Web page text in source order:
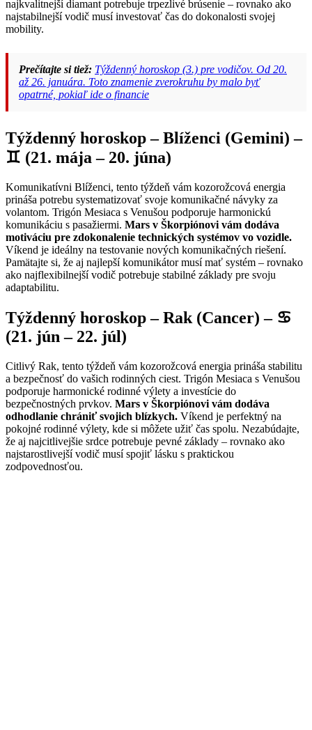
najkvalitnejší diamant potrebuje trpezlivé brúsenie – rovnako ako
najstabilnejší vodič musí investovať čas do dokonalosti svojej
mobility.
Prečítajte si tiež: Týždenný horoskop (3.) pre vodičov. Od 20.
až 26. januára. Toto znamenie zverokruhu by malo byť
opatrné, pokiaľ ide o financie
Týždenný horoskop – Blíženci (Gemini) –
♊ (21. mája – 20. júna)
Komunikatívni Blíženci, tento týždeň vám kozorožcová energia
prináša potrebu systematizovať svoje komunikačné návyky za
volantom. Trigón Mesiaca s Venušou podporuje harmonickú
komunikáciu s pasažiermi. Mars v Škorpiónovi vám dodáva
motiváciu pre zdokonalenie technických systémov vo vozidle.
Víkend je ideálny na testovanie nových komunikačných riešení.
Pamätajte si, že aj najlepší komunikátor musí mať systém – rovnako
ako najflexibilnejší vodič potrebuje stabilné základy pre svoju
adaptabilitu.
Týždenný horoskop – Rak (Cancer) – ♋
(21. jún – 22. júl)
Citlivý Rak, tento týždeň vám kozorožcová energia prináša stabilitu
a bezpečnosť do vašich rodinných ciest. Trigón Mesiaca s Venušou
podporuje harmonické rodinné výlety a investície do
bezpečnostných prvkov. Mars v Škorpiónovi vám dodáva
odhodlanie chrániť svojich blízkych. Víkend je perfektný na
pokojné rodinné výlety, kde si môžete užiť čas spolu. Nezabúdajte,
že aj najcitlivejšie srdce potrebuje pevné základy – rovnako ako
najstarostlivejší vodič musí spojiť lásku s praktickou
zodpovednosťou.